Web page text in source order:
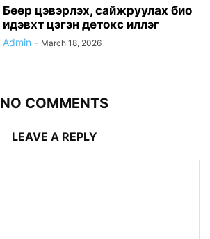
Бөөр цэвэрлэх, сайжруулах био
идэвхт цэгэн детокс иллэг
Admin - March 18, 2026
NO COMMENTS
LEAVE A REPLY